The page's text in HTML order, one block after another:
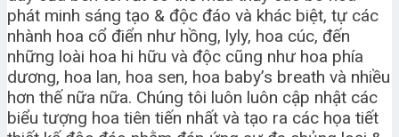
phát minh sáng tạo & độc đáo và khác biệt, tự các
nhành hoa cổ điển như hồng, lyly, hoa cúc, đến
những loài hoa hi hữu và độc cũng như hoa phía
dương, hoa lan, hoa sen, hoa baby’s breath và nhiều
hơn thế nữa nữa. Chúng tôi luôn luôn cập nhật các
biểu tượng hoa tiên tiến nhất và tạo ra các họa tiết